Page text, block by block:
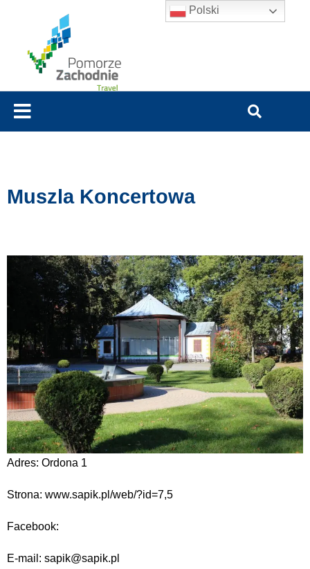
Muszla Koncertowa
Adres: Ordona 1
Strona: www.sapik.pl/web/?id=7,5
Facebook:
E-mail: sapik@sapik.pl
Polski